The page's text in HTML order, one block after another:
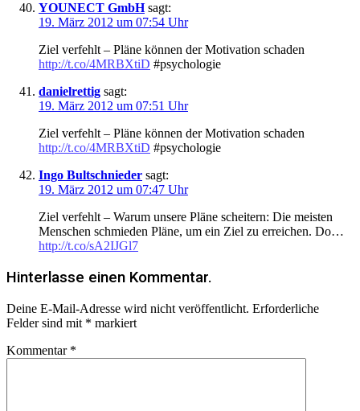
YOUNECT GmbH sagt:
19. März 2012 um 07:54 Uhr
Ziel verfehlt – Pläne können der Motivation schaden
http://t.co/4MRBXtiD #psychologie
danielrettig sagt:
19. März 2012 um 07:51 Uhr
Ziel verfehlt – Pläne können der Motivation schaden
http://t.co/4MRBXtiD #psychologie
Ingo Bultschnieder sagt:
19. März 2012 um 07:47 Uhr
Ziel verfehlt – Warum unsere Pläne scheitern: Die meisten
Menschen schmieden Pläne, um ein Ziel zu erreichen. Do…
http://t.co/sA2IJGl7
Hinterlasse einen Kommentar.
Deine E-Mail-Adresse wird nicht veröffentlicht. Erforderliche
Felder sind mit * markiert
Kommentar *